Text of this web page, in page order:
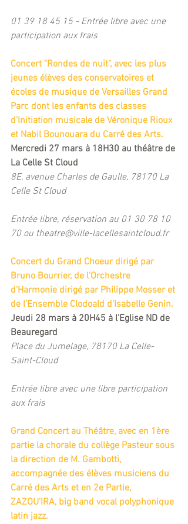
01 39 18 45 15 - Entrée libre avec une
participation aux frais
Concert "Rondes de nuit", avec les plus
jeunes élèves des conservatoires et
écoles de musique de Versailles Grand
Parc dont les enfants des classes
d'Initiation musicale de Véronique Rioux
et Nabil Bounouara du Carré des Arts.
Mercredi 27 mars à 18H30 au théâtre de
La Celle St Cloud
8E, avenue Charles de Gaulle, 78170 La
Celle St Cloud
Entrée libre, réservation au 01 30 78 10
70 ou theatre@ville-lacellesaintcloud.fr
Concert du Grand Choeur dirigé par
Bruno Bourrier, de l'Orchestre
d'Harmonie dirigé par Philippe Mosser et
de l'Ensemble Clodoald d'Isabelle Genin.
Jeudi 28 mars à 20H45 à l'Eglise ND de
Beauregard
Place du Jumelage, 78170 La Celle-
Saint-Cloud
Entrée libre avec une libre participation
aux frais
Grand Concert au Théâtre, avec en 1ère
partie la chorale du collège Pasteur sous
la direction de M. Gambotti,
accompagnée des élèves musiciens du
Carré des Arts et en 2e Partie,
ZAZOU'IRA, big band vocal polyphonique
latin jazz.